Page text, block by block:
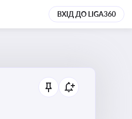
ВХІД ДО LIGA360